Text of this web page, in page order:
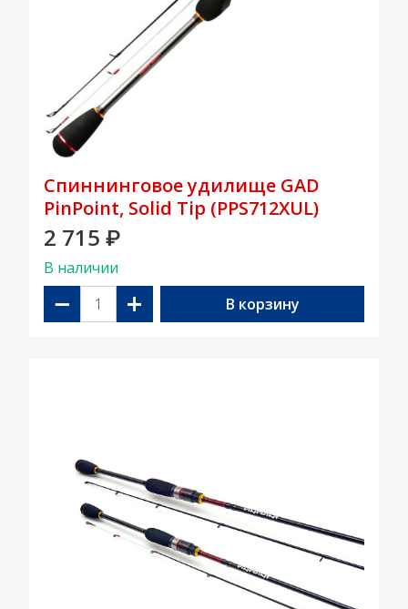
Спиннинговое удилище GAD
PinPoint, Solid Tip (PPS712XUL)
2 715 ₽
В наличии
− + В корзину